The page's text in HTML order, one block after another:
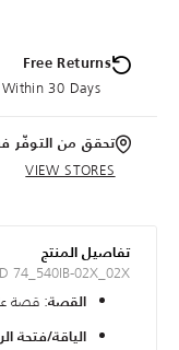
Free Returns
Within 30 Days
تحقق من التوفّر
VIEW STORES
تفاصيل المنتج
74_540IB-02X_02X
القصة: قصة
الياقة/فتحة